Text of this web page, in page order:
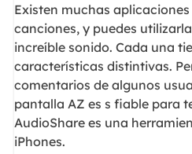
Existen muchas
canciones, y puedes
increíble sonido. Cada una
características distintivas.
comentarios de algunos
pantalla AZ es s fiable para
AudioShare es una
iPhones.